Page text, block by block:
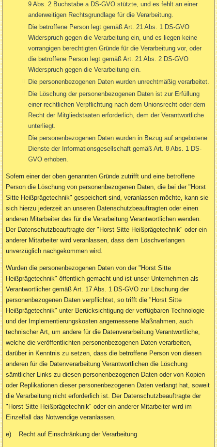
9 Abs. 2 Buchstabe a DS-GVO stützte, und es fehlt an einer
anderweitigen Rechtsgrundlage für die Verarbeitung.
Die betroffene Person legt gemäß Art. 21 Abs. 1 DS-GVO
Widerspruch gegen die Verarbeitung ein, und es liegen keine
vorrangigen berechtigten Gründe für die Verarbeitung vor, oder
die betroffene Person legt gemäß Art. 21 Abs. 2 DS-GVO
Widerspruch gegen die Verarbeitung ein.
Die personenbezogenen Daten wurden unrechtmäßig verarbeitet.
Die Löschung der personenbezogenen Daten ist zur Erfüllung
einer rechtlichen Verpflichtung nach dem Unionsrecht oder dem
Recht der Mitgliedstaaten erforderlich, dem der Verantwortliche
unterliegt.
Die personenbezogenen Daten wurden in Bezug auf angebotene
Dienste der Informationsgesellschaft gemäß Art. 8 Abs. 1 DS-
GVO erhoben.
Sofern einer der oben genannten Gründe zutrifft und eine betroffene
Person die Löschung von personenbezogenen Daten, die bei der "Horst
Sitte Heißprägetechnik" gespeichert sind, veranlassen möchte, kann sie
sich hierzu jederzeit an unseren Datenschutzbeauftragten oder einen
anderen Mitarbeiter des für die Verarbeitung Verantwortlichen wenden.
Der Datenschutzbeauftragte der "Horst Sitte Heißprägetechnik" oder ein
anderer Mitarbeiter wird veranlassen, dass dem Löschverlangen
unverzüglich nachgekommen wird.
Wurden die personenbezogenen Daten von der "Horst Sitte
Heißprägetechnik" öffentlich gemacht und ist unser Unternehmen als
Verantwortlicher gemäß Art. 17 Abs. 1 DS-GVO zur Löschung der
personenbezogenen Daten verpflichtet, so trifft die "Horst Sitte
Heißprägetechnik" unter Berücksichtigung der verfügbaren Technologie
und der Implementierungskosten angemessene Maßnahmen, auch
technischer Art, um andere für die Datenverarbeitung Verantwortliche,
welche die veröffentlichten personenbezogenen Daten verarbeiten,
darüber in Kenntnis zu setzen, dass die betroffene Person von diesen
anderen für die Datenverarbeitung Verantwortlichen die Löschung
sämtlicher Links zu diesen personenbezogenen Daten oder von Kopien
oder Replikationen dieser personenbezogenen Daten verlangt hat, soweit
die Verarbeitung nicht erforderlich ist. Der Datenschutzbeauftragte der
"Horst Sitte Heißprägetechnik" oder ein anderer Mitarbeiter wird im
Einzelfall das Notwendige veranlassen.
e) Recht auf Einschränkung der Verarbeitung